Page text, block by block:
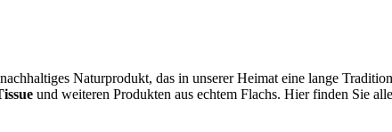
Naturprodukt, das in unserer Heimat eine lange
und weiteren Produkten aus echtem Flachs. Hier finden Sie